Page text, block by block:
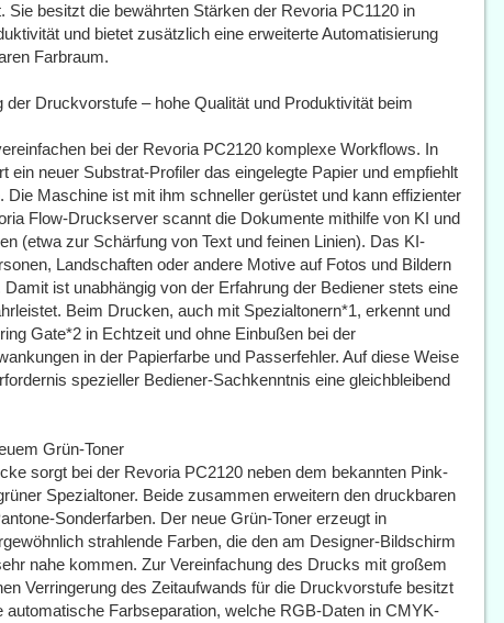
Sie besitzt die bewährten Stärken der Revoria PC1120 in
und bietet zusätzlich eine erweiterte Automatisierung
Farbraum.
der Druckvorstufe – hohe Qualität und Produktivität beim
bei der Revoria PC2120 komplexe Workflows. In
ein neuer Substrat-Profiler das eingelegte Papier und empfiehlt
Die Maschine ist mit ihm schneller gerüstet und kann effizienter
Flow-Druckserver scannt die Dokumente mithilfe von KI und
(etwa zur Schärfung von Text und feinen Linien). Das KI-
Landschaften oder andere Motive auf Fotos und Bildern
ist unabhängig von der Erfahrung der Bediener stets eine
Beim Drucken, auch mit Spezialtonern*1, erkennt und
Gate*2 in Echtzeit und ohne Einbußen bei der
in der Papierfarbe und Passerfehler. Auf diese Weise
spezieller Bediener-Sachkenntnis eine gleichbleibend
Grün-Toner
sorgt bei der Revoria PC2120 neben dem bekannten Pink-
Spezialtoner. Beide zusammen erweitern den druckbaren
Sonderfarben. Der neue Grün-Toner erzeugt in
strahlende Farben, die den am Designer-Bildschirm
nahe kommen. Zur Vereinfachung des Drucks mit großem
Verringerung des Zeitaufwands für die Druckvorstufe besitzt
automatische Farbseparation, welche RGB-Daten in CMYK-